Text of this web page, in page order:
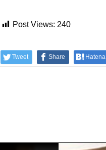
Post Views: 240
Tweet Share Hatena